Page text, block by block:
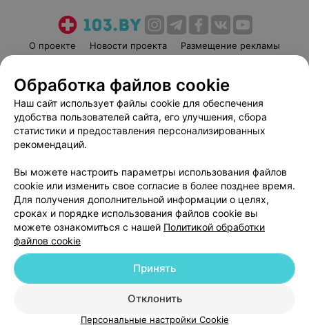
О проекте Новости проекта
Размещение рекламы
Пользовательское соглашение
Способы оплаты
Вакансии
Партнеры
Написать руководителю 103.by
Обработка персональных данных
© 2026 ООО «Артокс Лаб», УНП 191700409
| 220012, Республика Беларусь,
Служба поддержки +375 291212755
Обработка файлов cookie
Наш сайт использует файлы cookie для обеспечения
удобства пользователей сайта, его улучшения, сбора
статистики и предоставления персонализированных
рекомендаций.
Вы можете настроить параметры использования файлов
cookie или изменить свое согласие в более позднее время.
Для получения дополнительной информации о целях,
сроках и порядке использования файлов cookie вы
можете ознакомиться с нашей Политикой обработки
файлов cookie
Отклонить
Принять
Персональные настройки Cookie